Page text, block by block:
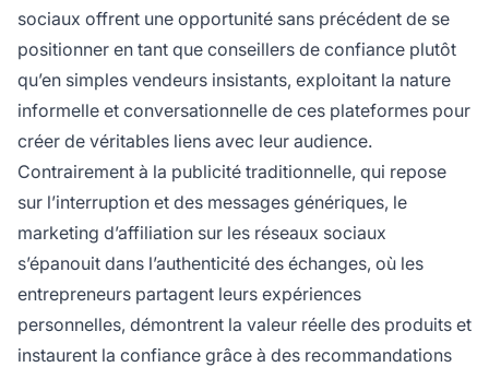
sociaux offrent une opportunité sans précédent de se
positionner en tant que conseillers de confiance plutôt
qu’en simples vendeurs insistants, exploitant la nature
informelle et conversationnelle de ces plateformes pour
créer de véritables liens avec leur audience.
Contrairement à la publicité traditionnelle, qui repose
sur l’interruption et des messages génériques, le
marketing d’affiliation sur les réseaux sociaux
s’épanouit dans l’authenticité des échanges, où les
entrepreneurs partagent leurs expériences
personnelles, démontrent la valeur réelle des produits et
instaurent la confiance grâce à des recommandations